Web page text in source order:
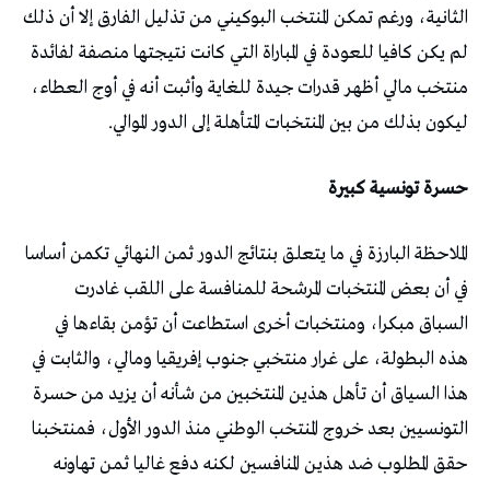
الثانية، ورغم تمكن المنتخب البوكيني من تذليل الفارق إلا أن ذلك
لم يكن كافيا للعودة في المباراة التي كانت نتيجتها منصفة لفائدة
منتخب مالي أظهر قدرات جيدة للغاية وأثبت أنه في أوج العطاء،
ليكون بذلك من بين المنتخبات المتأهلة إلى الدور الموالي.
حسرة تونسية كبيرة
الملاحظة البارزة في ما يتعلق بنتائج الدور ثمن النهائي تكمن أساسا
في أن بعض المنتخبات المرشحة للمنافسة على اللقب غادرت
السباق مبكرا، ومنتخبات أخرى استطاعت أن تؤمن بقاءها في
هذه البطولة، على غرار منتخبي جنوب إفريقيا ومالي، والثابت في
هذا السياق أن تأهل هذين المنتخبين من شأنه أن يزيد من حسرة
التونسيين بعد خروج المنتخب الوطني منذ الدور الأول، فمنتخبنا
حقق المطلوب ضد هذين المنافسين لكنه دفع غاليا ثمن تهاونه